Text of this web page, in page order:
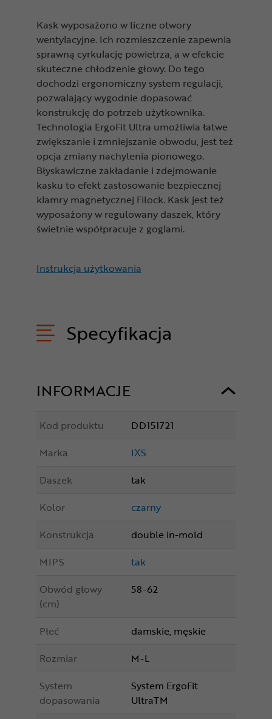
Kask wyposażono w liczne otwory
wentylacyjne. Ich rozmieszczenie zapewnia
sprawną cyrkulację powietrza, a w efekcie
skuteczne chłodzenie głowy. Do tego
dochodzi ergonomiczny system regulacji,
pozwalający wygodnie dopasować
konstrukcję do potrzeb użytkownika.
Technologia ErgoFit Ultra umożliwia łatwe
zwiększanie i zmniejszanie obwodu, jest też
opcja zmiany nachylenia pionowego.
Błyskawiczne zakładanie i zdejmowanie
kasku to efekt zastosowanie bezpiecznej
klamry magnetycznej Filock. Kask jest też
wyposażony w regulowany daszek, który
świetnie współpracuje z goglami.
Instrukcja użytkowania
Specyfikacja
INFORMACJE
Kod produktu
DD151721
Marka
IXS
Daszek
tak
Kolor
czarny
Konstrukcja
double in-mold
MIPS
tak
Obwód głowy
(cm)
58-62
Płeć
damskie, męskie
Rozmiar
M-L
System
dopasowania
System ErgoFit
UltraTM